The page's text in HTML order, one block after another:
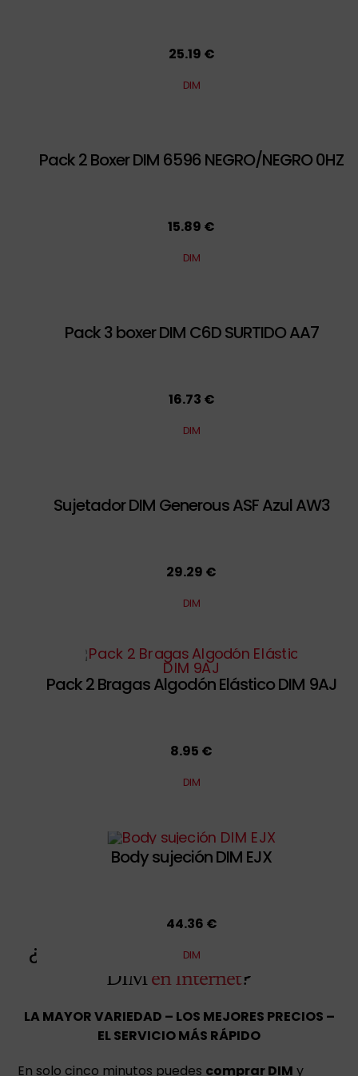
¿Buscando la mejor
DIMen Internet?
LA MAYOR VARIEDAD – LOS MEJORES PRECIOS –
EL SERVICIO MÁS RÁPIDO
En solo cinco minutos puedes comprar DIM y
25.19 €
DIM
Pack 2 Boxer DIM 6596 NEGRO/NEGRO 0HZ
15.89 €
DIM
Pack 3 boxer DIM C6D SURTIDO AA7
16.73 €
DIM
Sujetador DIM Generous ASF Azul AW3
29.29 €
DIM
Pack 2 Bragas Algodón Elástico DIM 9AJ
8.95 €
DIM
Body sujeción DIM EJX
44.36 €
DIM